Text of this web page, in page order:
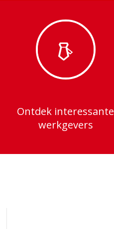
Ontdek interessante
werkgevers